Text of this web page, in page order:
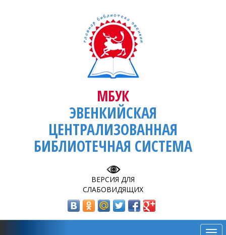
МБУК
ЭВЕНКИЙСКАЯ
ЦЕНТРАЛИЗОВАННАЯ
БИБЛИОТЕЧНАЯ СИСТЕМА
ВЕРСИЯ ДЛЯ
СЛАБОВИДЯЩИХ